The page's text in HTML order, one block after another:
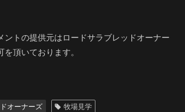
トの提供元はロードサラブレッドオーナー
頂いております。
オーナーズ 牧場見学